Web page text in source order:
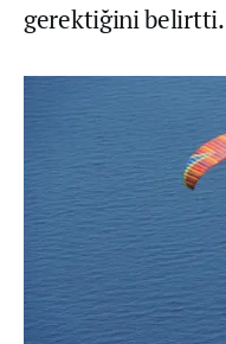
gerektiğini belirtti.